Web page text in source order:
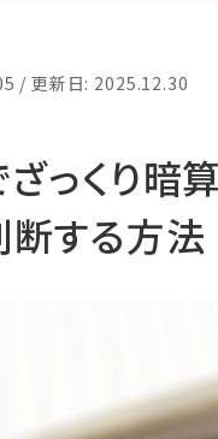
/ 更新日: 2025.12.30
っくり暗
する方法